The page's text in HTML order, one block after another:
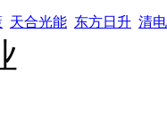
天合光能 东方日升 清